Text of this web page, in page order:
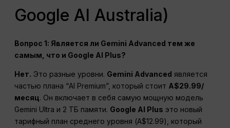
Google AI Australia)
Вопрос 1: Является ли Gemini Advanced тем же
самым, что и Google AI Plus?
Нет. Это разные уровни. Gemini Advanced является
частью плана “AI Premium”, который стоит A$29.99/
месяц. Он включает в себя самую мощную модель
Gemini Ultra и 2 ТБ памяти. Google AI Plus это новый
тарифный план среднего уровня (A$12.99), который